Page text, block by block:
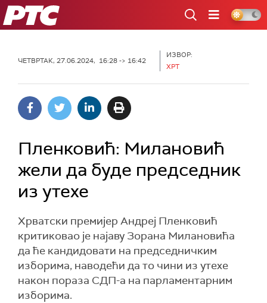
РТС
ЧЕТВРТАК, 27.06.2024, 16:28 -> 16:42
ИЗВОР:
ХРТ
Пленковић: Милановић
жели да буде председник
из утехе
Хрватски премијер Андреј Пленковић
критиковао је најаву Зорана Милановића
да ће кандидовати на председничким
изборима, наводећи да то чини из утехе
након пораза СДП-а на парламентарним
изборима.